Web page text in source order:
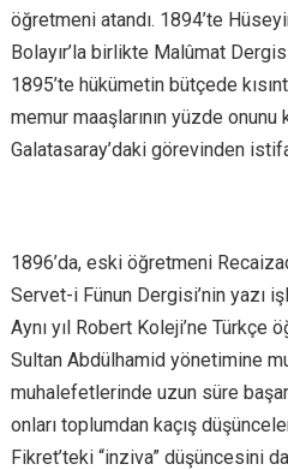
öğretmeni atandı. 1894’te
Bolayır’la birlikte Malûmat
1895’te hükümetin bütçede
memur maaşlarının yüzde
Galatasaray’daki görevinden
1896’da, eski öğretmeni
Servet-i Fünun Dergisi’nin yazı
Aynı yıl Robert Koleji’ne Türkçe
Sultan Abdülhamid yönetimine
muhalefetlerinde uzun süre
onları toplumdan kaçış
Fikret’teki “inziva” düşüncesini